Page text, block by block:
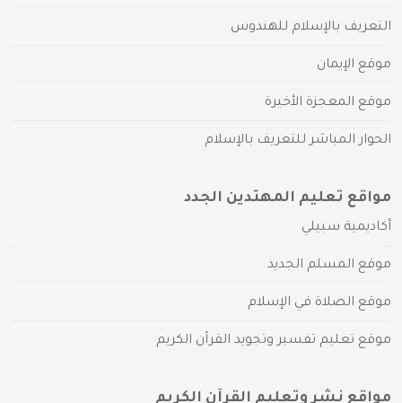
التعريف بالإسلام للهندوس
موقع الإيمان
موقع المعجزة الأخيرة
الحوار المباشر للتعريف بالإسلام
مواقع تعليم المهتدين الجدد
أكاديمية سبيلي
موقع المسلم الجديد
موقع الصلاة في الإسلام
موقع تعليم تفسير وتجويد القرآن الكريم
مواقع نشر وتعليم القرآن الكريم